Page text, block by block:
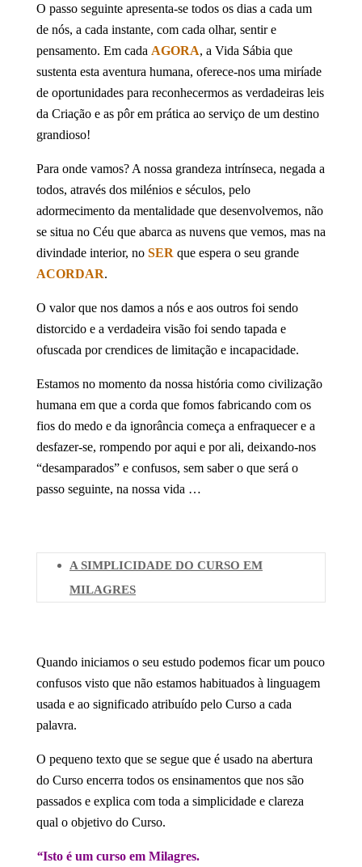
O passo seguinte apresenta-se todos os dias a cada um
de nós, a cada instante, com cada olhar, sentir e
pensamento. Em cada AGORA, a Vida Sábia que
sustenta esta aventura humana, oferece-nos uma miríade
de oportunidades para reconhecermos as verdadeiras leis
da Criação e as pôr em prática ao serviço de um destino
grandioso!
Para onde vamos? A nossa grandeza intrínseca, negada a
todos, através dos milénios e séculos, pelo
adormecimento da mentalidade que desenvolvemos, não
se situa no Céu que abarca as nuvens que vemos, mas na
divindade interior, no SER que espera o seu grande
ACORDAR.
O valor que nos damos a nós e aos outros foi sendo
distorcido e a verdadeira visão foi sendo tapada e
ofuscada por crendices de limitação e incapacidade.
Estamos no momento da nossa história como civilização
humana em que a corda que fomos fabricando com os
fios do medo e da ignorância começa a enfraquecer e a
desfazer-se, rompendo por aqui e por ali, deixando-nos
“desamparados” e confusos, sem saber o que será o
passo seguinte, na nossa vida …
A SIMPLICIDADE DO CURSO EM
MILAGRES
Quando iniciamos o seu estudo podemos ficar um pouco
confusos visto que não estamos habituados à linguagem
usada e ao significado atribuído pelo Curso a cada
palavra.
O pequeno texto que se segue que é usado na abertura
do Curso encerra todos os ensinamentos que nos são
passados e explica com toda a simplicidade e clareza
qual o objetivo do Curso.
“Isto é um curso em Milagres.